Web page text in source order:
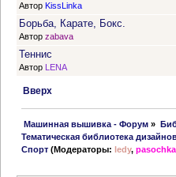
Автор KissLinka
Борьба, Карате, Бокс.
Автор zabava
Теннис
Автор LENA
Вверх
Машинная вышивка - Форум »
Тематическая библиотека
Спорт (Модераторы: ledy,pasochka